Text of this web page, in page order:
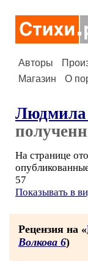
Авторы
Магазин
О
Людмила
На странице
57
Показывать в
Рецензия на «
Волкова 6)